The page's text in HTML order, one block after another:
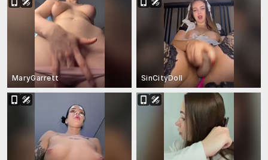
MaryGarrett SinCityDoll